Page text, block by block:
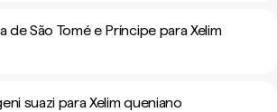
de São Tomé e Príncipe para Xelim
suazi para Xelim queniano